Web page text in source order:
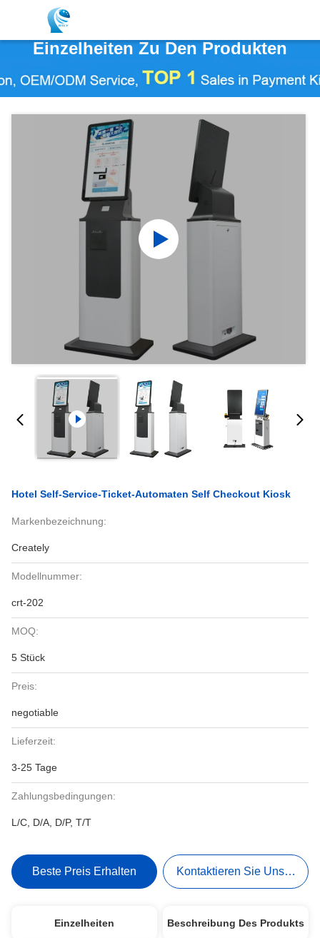
Einzelheiten Zu Den Produkten
Hotel Self-Service-Ticket-Automaten Self Checkout Kiosk
Markenbezeichnung:
Creately
Modellnummer:
crt-202
MOQ:
5 Stück
Preis:
negotiable
Lieferzeit:
3-25 Tage
Zahlungsbedingungen:
L/C, D/A, D/P, T/T
Beste Preis Erhalten Kontaktieren Sie Uns Jetzt
Einzelheiten Beschreibung Des Produkts